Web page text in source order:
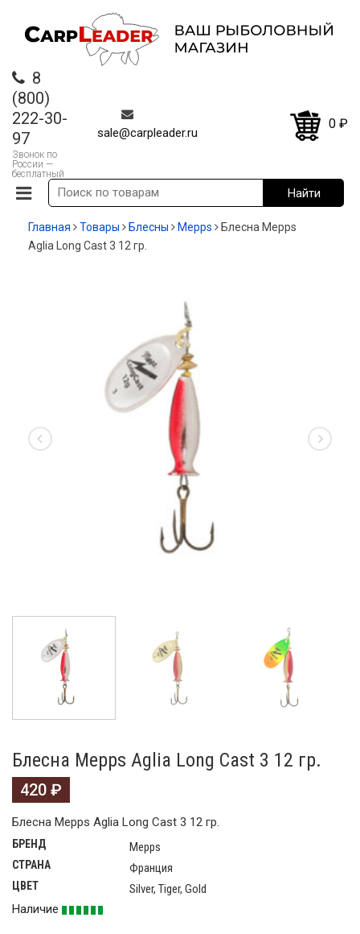
8
(800)
222-30-
97
Звонок по
России —
бесплатный
sale@carpleader.ru
0 ₽
Главная Товары Блесны Mepps
Блесна Mepps
Aglia Long Cast 3 12 гр.
Блесна Mepps Aglia Long Cast 3 12 гр.
420 ₽
Блесна Mepps Aglia Long Cast 3 12 гр.
БРЕНД Mepps
СТРАНА Франция
ЦВЕТ
Silver, Tiger, Gold
Наличие